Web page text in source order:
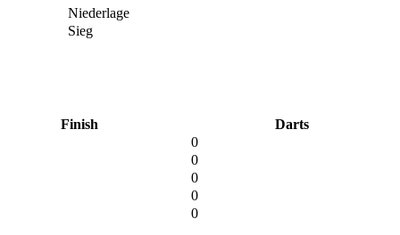
Niederlage
Sieg
Finish
Darts
0
0
0
0
0